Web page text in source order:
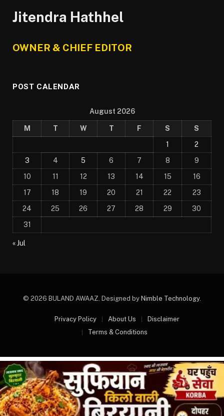
Jitendra Hathhel
OWNER & CHIEF EDITOR
POST CALENDAR
August 2026
M T W T F S
S
1
2
3
4 5 6 7 8
9
10
11 12 13 14 15
16
17
18 19 20 21 22
23
24
25 26 27 28 29
30
31
« Jul
© 2026 BULAND AWAAZ. Designed by Nimble Technology.
Privacy Policy About Us
Disclaimer
Terms & Conditions